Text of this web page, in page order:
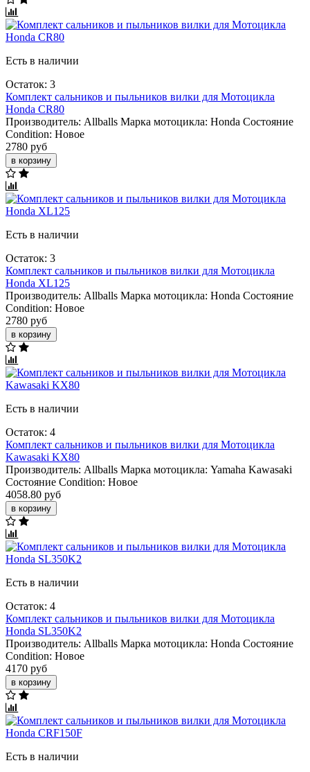
Есть в наличии
Остаток: 3
Комплект сальников и пыльников вилки для Мотоцикла
Honda CR80
Производитель: Allballs Марка мотоцикла: Honda Состояние
Condition: Новое
2780 руб
в корзину
Есть в наличии
Остаток: 3
Комплект сальников и пыльников вилки для Мотоцикла
Honda XL125
Производитель: Allballs Марка мотоцикла: Honda Состояние
Condition: Новое
2780 руб
в корзину
Есть в наличии
Остаток: 4
Комплект сальников и пыльников вилки для Мотоцикла
Kawasaki KX80
Производитель: Allballs Марка мотоцикла: Yamaha Kawasaki
Состояние Condition: Новое
4058.80 руб
в корзину
Есть в наличии
Остаток: 4
Комплект сальников и пыльников вилки для Мотоцикла
Honda SL350K2
Производитель: Allballs Марка мотоцикла: Honda Состояние
Condition: Новое
4170 руб
в корзину
Есть в наличии